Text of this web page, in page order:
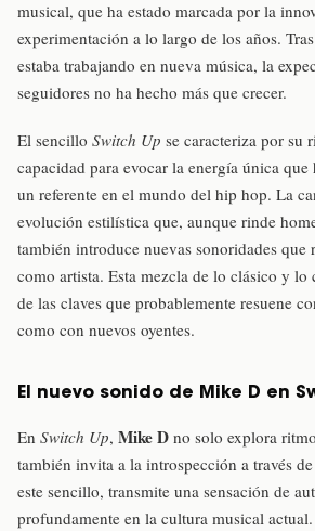
musical, que ha estado marcada por la
experimentación a lo largo de los años.
estaba trabajando en nueva música, la
seguidores no ha hecho más que crecer.
El sencillo Switch Up se caracteriza por su
capacidad para evocar la energía única que
un referente en el mundo del hip hop. La
evolución estilística que, aunque rinde
también introduce nuevas sonoridades que
como artista. Esta mezcla de lo clásico y lo
de las claves que probablemente resuene
como con nuevos oyentes.
El nuevo sonido de Mike D en
En Switch Up, Mike D no solo explora
también invita a la introspección a través
este sencillo, transmite una sensación de
profundamente en la cultura musical